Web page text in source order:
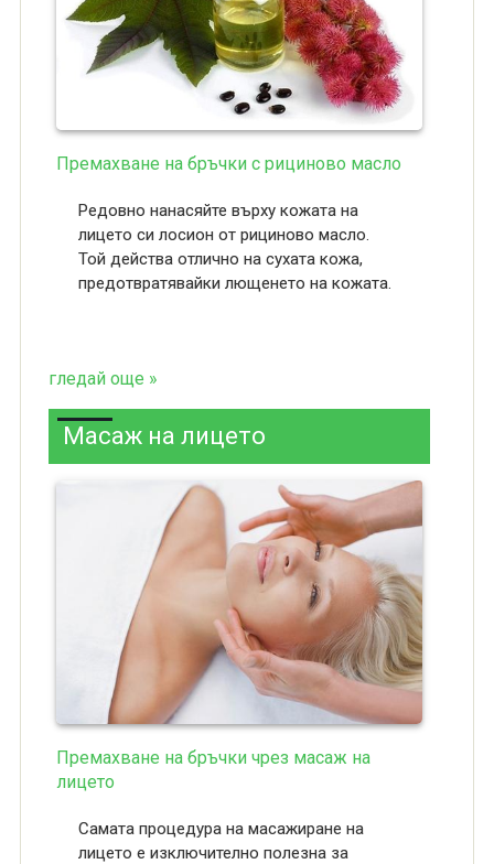
Премахване на бръчки с рициново масло
Редовно нанасяйте върху кожата на
лицето си лосион от рициново масло.
Той действа отлично на сухата кожа,
предотвратявайки лющенето на кожата.
гледай още »
Масаж на лицето
Премахване на бръчки чрез масаж на
лицето
Самата процедура на масажиране на
лицето е изключително полезна за